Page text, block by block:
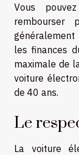
Vous
rembourser
les finances
maximale de
voiture
de 40 ans.
Le
La voiture